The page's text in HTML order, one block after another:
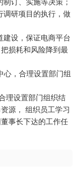
调研项目的执行，做
建设，保证电商平台
损耗和风险降到最
心，合理设置部门组
理设置部门组织结
源， 组织员工学习
事长下达的工作任